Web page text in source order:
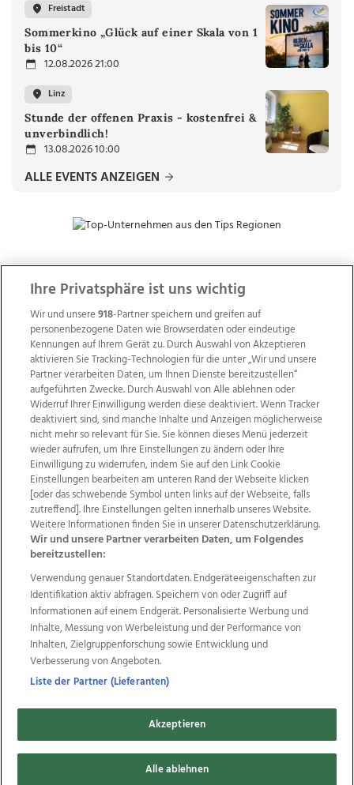
Freistadt
Sommerkino „Glück auf einer Skala von 1
bis 10“
12.08.2026 21:00
Linz
Stunde der offenen Praxis - kostenfrei &
unverbindlich!
13.08.2026 10:00
ALLE EVENTS ANZEIGEN
ZUR NACHRICHTENÜBERSICHT
Wir über uns Mediadaten Kontakt
Jobs
Datenschutz
Impressum
AGB Anzeigekunden
AGB Website
Ehrenkodex Politische Werbung
Weitere Angebote des Medienhauses Wimmer
TV1 di-mog-i.at OÖNow
Ischler Woche
Life Radio
OÖNachrichten
OÖN Immobilien
OÖN Karriere
OÖN Reise
Promenaden Galerien
Regionaljobs
wasistlos.at
Copyrights © 2026 Tips Zeitungs GmbH & Co KG
developed by11x11.net
Ihre Privatsphäre ist uns wichtig
Wir und unsere918-Partner speichern und greifen auf
personenbezogene Daten wie Browserdaten oder eindeutige
Kennungen auf Ihrem Gerät zu. Durch Auswahl von Akzeptieren
aktivieren Sie Tracking-Technologien für die unter „Wir und unsere
Partner verarbeiten Daten, um Ihnen Dienste bereitzustellen“
aufgeführten Zwecke. Durch Auswahl von Alle ablehnen oder
Widerruf Ihrer Einwilligung werden diese deaktiviert. Wenn Tracker
deaktiviert sind, sind manche Inhalte und Anzeigen möglicherweise
nicht mehr so relevant für Sie. Sie können dieses Menü jederzeit
wieder aufrufen, um Ihre Einstellungen zu ändern oder Ihre
Einwilligung zu widerrufen, indem Sie auf den Link Cookie
Einstellungen bearbeiten am unteren Rand der Webseite klicken
[oder das schwebende Symbol unten links auf der Webseite, falls
zutreffend]. Ihre Einstellungen gelten innerhalb unseres Website.
Weitere Informationen finden Sie in unserer Datenschutzerklärung.
Wir und unsere Partner verarbeiten Daten, um Folgendes
bereitzustellen:
Verwendung genauer Standortdaten. Endgeräteeigenschaften zur
Identifikation aktiv abfragen. Speichern von oder Zugriff auf
Informationen auf einem Endgerät. Personalisierte Werbung und
Inhalte, Messung von Werbeleistung und der Performance von
Inhalten, Zielgruppenforschung sowie Entwicklung und
Verbesserung von Angeboten.
Liste der Partner (Lieferanten)
Akzeptieren
Alle ablehnen